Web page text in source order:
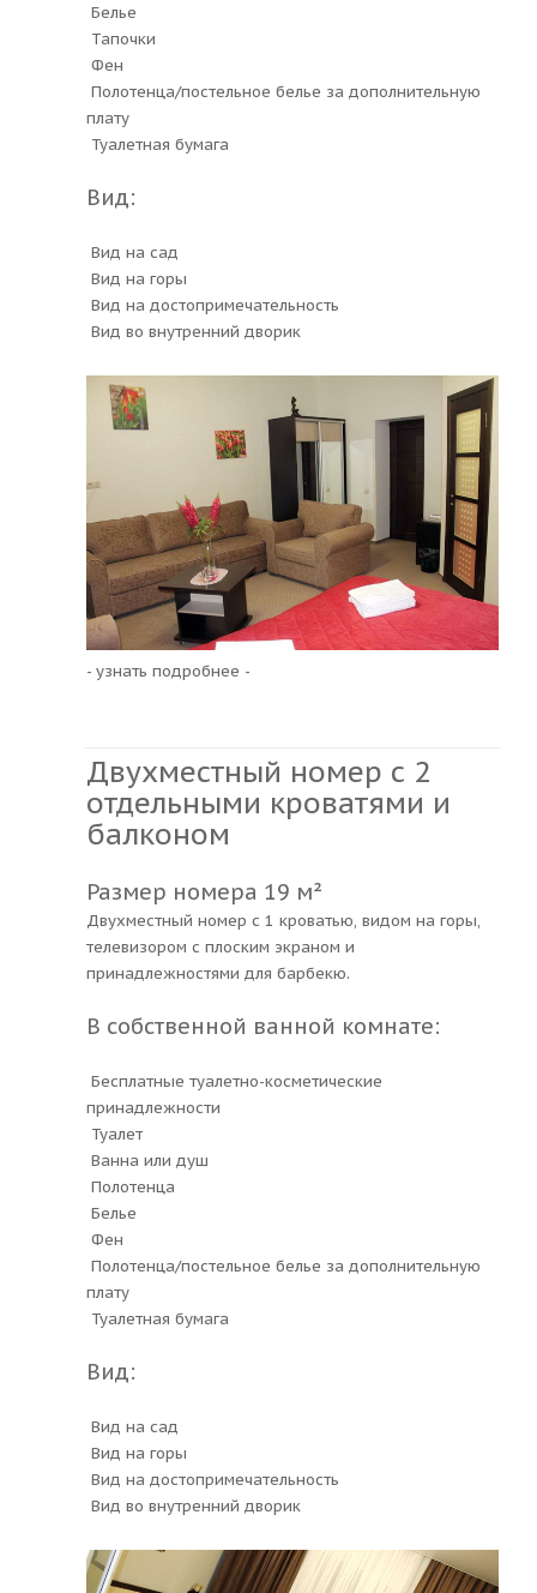
Белье
Тапочки
Фен
Полотенца/постельное белье за дополнительную
плату
Туалетная бумага
Вид:
Вид на сад
Вид на горы
Вид на достопримечательность
Вид во внутренний дворик
- узнать подробнее -
Двухместный номер с 2
отдельными кроватями и
балконом
Размер номера 19 м²
Двухместный номер с 1 кроватью, видом на горы,
телевизором с плоским экраном и
принадлежностями для барбекю.
В собственной ванной комнате:
Бесплатные туалетно-косметические
принадлежности
Туалет
Ванна или душ
Полотенца
Белье
Фен
Полотенца/постельное белье за дополнительную
плату
Туалетная бумага
Вид:
Вид на сад
Вид на горы
Вид на достопримечательность
Вид во внутренний дворик